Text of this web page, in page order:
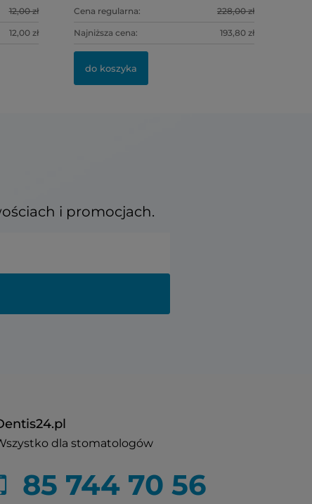
12,00 zł
12,00 zł
Cena regularna: 228,00 zł
Najniższa cena: 193,80 zł
do koszyka
i promocjach.
dla stomatologów
85 744 70 56